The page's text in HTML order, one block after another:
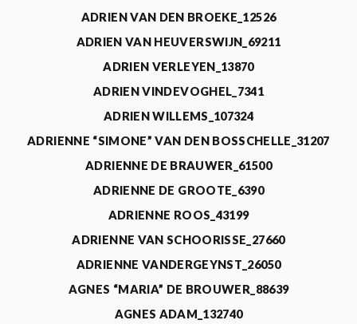
ADRIEN VAN DEN BROEKE_12526
ADRIEN VAN HEUVERSWIJN_69211
ADRIEN VERLEYEN_13870
ADRIEN VINDEVOGHEL_7341
ADRIEN WILLEMS_107324
ADRIENNE “SIMONE” VAN DEN BOSSCHELLE_31207
ADRIENNE DE BRAUWER_61500
ADRIENNE DE GROOTE_6390
ADRIENNE ROOS_43199
ADRIENNE VAN SCHOORISSE_27660
ADRIENNE VANDERGEYNST_26050
AGNES “MARIA” DE BROUWER_88639
AGNES ADAM_132740